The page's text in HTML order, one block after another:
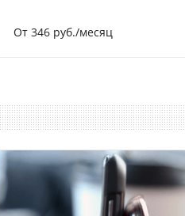
От 346 руб./месяц